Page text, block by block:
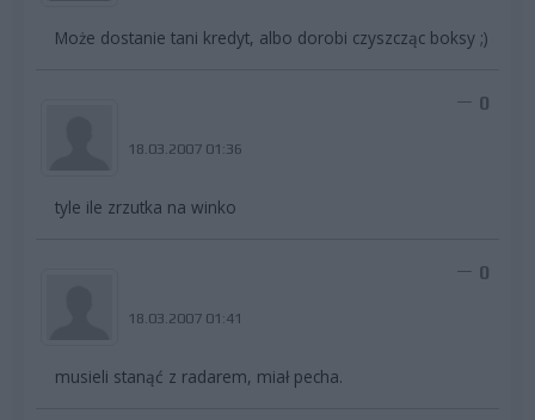
Może dostanie tani kredyt, albo dorobi czyszcząc boksy ;)
18.03.2007 01:36
0
tyle ile zrzutka na winko
18.03.2007 01:41
0
musieli stanąć z radarem, miał pecha.